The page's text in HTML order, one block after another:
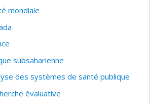
mondiale
subsaharienne
des systèmes de santé publique
évaluative